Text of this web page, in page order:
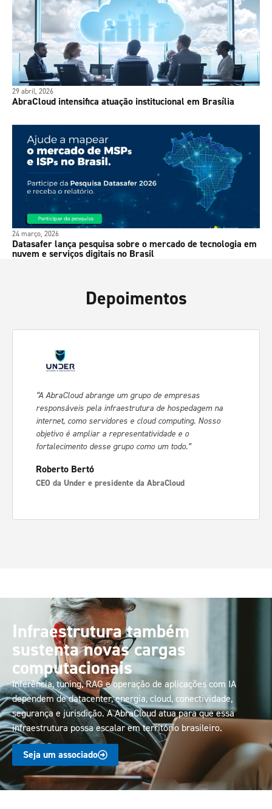
29 abril, 2026
AbraCloud intensifica atuação institucional em Brasília
24 março, 2026
Datasafer lança pesquisa sobre o mercado de tecnologia em
nuvem e serviços digitais no Brasil
Depoimentos
“A AbraCloud abrange um grupo de empresas
responsáveis pela infraestrutura de hospedagem na
internet, como servidores e cloud computing. Nosso
objetivo é ampliar a representatividade e o
fortalecimento desse grupo como um todo.”
Roberto Bertó
CEO da Under e presidente da AbraCloud
Infraestrutura também
sustenta novas cargas
computacionais
Inferência, tuning, RAG e operação de aplicações com IA
dependem de datacenter, energia, cloud, conectividade,
segurança e jurisdição. A AbraCloud atua para que essa
infraestrutura possa escalar em território brasileiro.
Seja um associado